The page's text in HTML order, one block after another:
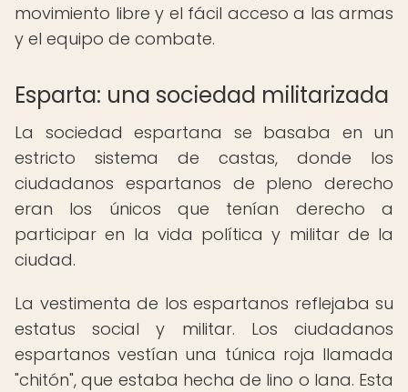
movimiento libre y el fácil acceso a las armas
y el equipo de combate.
Esparta: una sociedad militarizada
La sociedad espartana se basaba en un
estricto sistema de castas, donde los
ciudadanos espartanos de pleno derecho
eran los únicos que tenían derecho a
participar en la vida política y militar de la
ciudad.
La vestimenta de los espartanos reflejaba su
estatus social y militar. Los ciudadanos
espartanos vestían una túnica roja llamada
"chitón", que estaba hecha de lino o lana. Esta